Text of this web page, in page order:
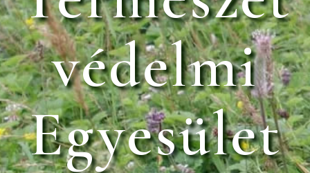
védelmi
Egyesület